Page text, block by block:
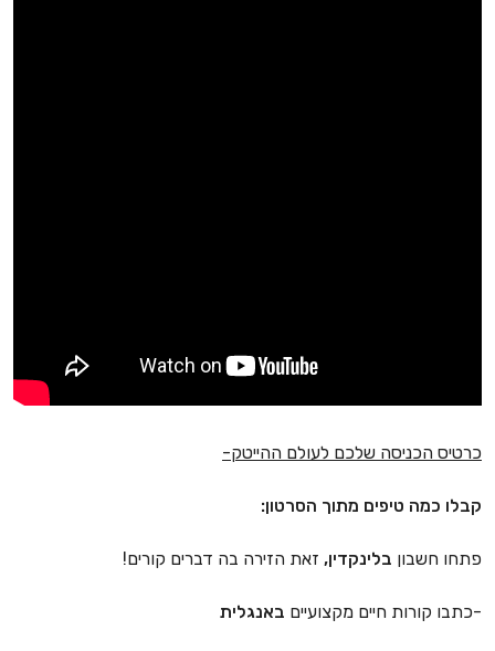
כרטיס הכניסה שלכם לעולם ההייטק-
קבלו כמה טיפים מתוך הסרטון:
פתחו חשבון בלינקדין, זאת הזירה בה דברים קורים!
-כתבו קורות חיים מקצועיים באנגלית